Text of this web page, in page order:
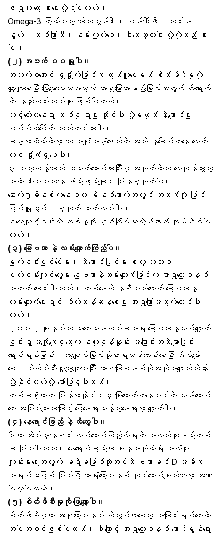
ဖရုံသီး တွေ စားပေးလို့ရပါတယ်။
Omega-3 ကြွယ်ဝတဲ့ ဆော်လမွန်ငါး၊ ပန်းဂေါ်ဖီ၊ ဟင်းနု
နွယ်၊ သစ်ကြားသီး၊ နှမ်းကြတ်စေ့၊ ငါးသေတ္တာငါး တို့ကိုလည်း စား
ပါ။
(၂) အသက် ဝဝ ရှူပါ။
အသက်ဝအောင် ရှူရှိုက်ခြင်းက လွယ်ကူပေမယ့် စိတ်ဖိစီးမှုကို
လျော့ကျစေပြီး ပြေလျော့စေတဲ့အတွက် အာရုံကြောအားနည်းခြင်းအတွက် ထိရောက်
တဲ့ နည်းလမ်းတစ်ခု ဖြစ်ပါတယ်။
သင့်တော်တဲ့နေရာ တစ်ခု ရှာပြီး ထိုင်ပါ သို့မဟုတ် လှဲလျောင်းပြီး
ဝမ်းဗိုက်ပေါ်ကို လက်တင်ထားပါ။
ခန္ဓာကိုယ်ထဲမှာ လေ အပျံ့အနှံ့ရောက်တဲ့ အထိ နှာခေါင်းကနေ လေကို
တဝ ရှိုက်ရှူပေးပါ။
၃ စက္ကန့်လောက် အသက်အောင့်ထားပြီးမှ အဆုတ်ထဲက လေကုန်သွားတဲ့
အထိ ပါးစပ်ကနေ ဖြည်းဖြည်းချင်း ပြန်ရှူထုတ်ပါ။
နောက်၅မိနစ်ကနေ ၁၀ မိနစ်လောက်အတွင်း အသက်ကို ပြင်း
ပြင်းရှူသွင်း၊ ရှူထုတ် ဆက်လုပ်ပါ။
ဒီလေ့ကျင့်ခန်းကို တစ်နေ့ကို နှစ်ကြိမ်သုံးကြိမ်လောက် လုပ်နိုင်ပါ
တယ်။
(၃) ခြေဗလာ နဲ့ လမ်းလျှောက်ကြည့်ပါ။
မြက်ခင်းပြင်ပေါ်မှာ၊ သဲသောင်ပြင်မှာ စတဲ့ သဘာဝ
ပတ်ဝန်းကျင်တွေမှာ ခြေဗလာနဲ့လမ်းလျှောက်ခြင်းက အာရုံကြောစနစ်
အတွက် ကောင်းပါတယ်။ တစ်နေ့ကို နာရီဝက်လောက် ခြေဗလာနဲ့
လမ်းလျှောက်ပေးရင် စိတ်လန်းဆန်းစေပြီး အာရုံကြောအတွက်ကောင်းပါ
တယ်။
၂၀၁၂ ခုနှစ်က သုတေသနတစ်ခုအရ ခြေဗလာနဲ့လမ်းလျှောက်
ခြင်းရဲ့ အကျိုးကျေးဇူးတွေက နှလုံးခုန်နှုန်း အပြောင်းအလဲများခြင်း၊
ရောင်ရမ်းခြင်း၊ သွေးပျစ်ခြင်းတို့မှာရလဒ်ကောင်းစေပြီး အိပ်ပျော်
စေ၊ စိတ်ဖိစီးမှုလျော့ကျစေပြီး အာရုံကြောစနစ်ကိုအလိုအလျောက်ထိန်း
ညှိနိုင်တယ်လို့ ဖော်ပြခဲ့ပါတယ်။
တစ်ခုရှိတာက မြန်မာနိုင်ငံမှာ ခြေထောက်ကနေဝင်တဲ့ သန်ကောင်
တွေ အဖြစ်များတာကြောင့် မြေနေရာသန့်တဲ့နေရာမှာ လျှောက်ပါ။
(၄) နေရောင်ခြည်နဲ့ ထိတွေ့ပါ။
ဒါဟာ အိမ်မှာနေရင်း လုပ်ဆောင်ကြည့်လို့ရတဲ့ အလွယ်ဆုံးနည်းတစ်
ခု ဖြစ်ပါတယ်။ နေရောင်ခြည်ဟာ ခန္ဓာကိုယ်ရဲ့ အလုံးစုံ
ကျန်းမာရေးအတွက် မရှိမဖြစ်လိုအပ်တဲ့ ဗီတာမင် D အဓိက
အရင်းအမြစ် ဖြစ်ပြီး အာရုံကြောစနစ် လုပ်ဆောင်ချက်တွေမှာ အရေး
ပါလှပါတယ်။
(၅) စိတ်ဖိစီးမှုကို ဖြေလျှော့ပါ။
စိတ်ဖိစီးမှုဟာ အာရုံကြောစနစ် ယိုယွင်းလာစေတဲ့ အကြောင်းရင်းတွေထဲ
အပါအဝင်ဖြစ်ပါတယ်။ ဒါ့ကြောင့် အာရုံကြောစနစ် ကောင်းမွန်ရေး